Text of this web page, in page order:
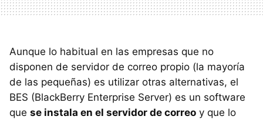
Aunque lo habitual en las empresas que no
disponen de servidor de correo propio (la mayoría
de las pequeñas) es utilizar otras alternativas, el
BES (BlackBerry Enterprise Server) es un software
que se instala en el servidor de correo y que lo